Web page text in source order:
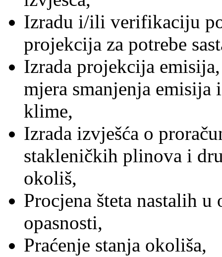
Izradu i/ili verifikaciju
projekcija za potrebe
Izrada projekcija
mjera smanjenja
klime,
Izrada izvješća o
stakleničkih plinova i
okoliš,
Procjena šteta nastalih
opasnosti,
Praćenje stanja okoliša,